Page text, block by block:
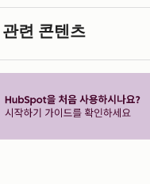
관련 콘텐츠